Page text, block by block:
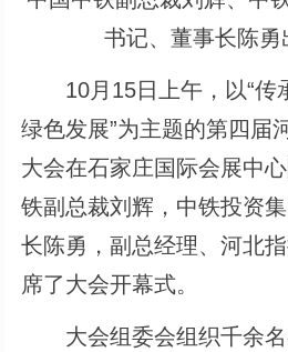
书记、董事长陈勇
10月15日上午，以“传
绿色发展”为主题的第四届
大会在石家庄国际会展中
铁副总裁刘辉，中铁投资
长陈勇，副总经理、河北
席了大会开幕式。
大会组委会组织千余名